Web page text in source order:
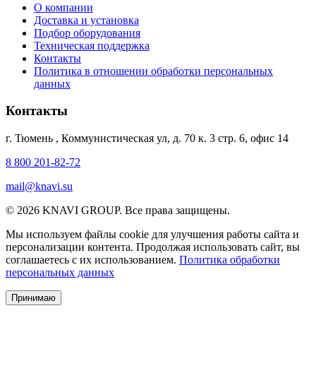
О компании
Доставка и установка
Подбор оборудования
Техническая поддержка
Контакты
Политика в отношении обработки персональных
данных
Контакты
г. Тюмень , Коммунистическая ул, д. 70 к. 3 стр. 6, офис 14
8 800 201-82-72
mail@knavi.su
© 2026 KNAVI GROUP. Все права защищены.
Мы используем файлы cookie для улучшения работы сайта и
персонализации контента. Продолжая использовать сайт, вы
соглашаетесь с их использованием. Политика обработки
персональных данных
Принимаю